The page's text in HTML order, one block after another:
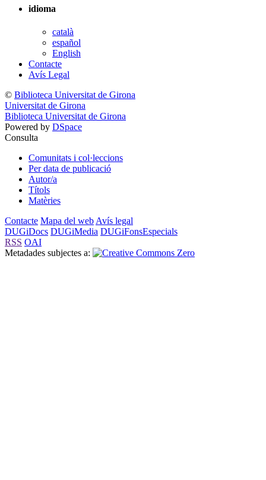
idioma
català
español
English
Contacte
Avís Legal
© Biblioteca Universitat de Girona
Universitat de Girona
Biblioteca Universitat de Girona
Powered by DSpace
Consulta
Comunitats i col·leccions
Per data de publicació
Autor/a
Títols
Matèries
Contacte Mapa del web Avís legal
DUGiDocs DUGiMedia DUGiFonsEspecials
RSS OAI
Metadades subjectes a: